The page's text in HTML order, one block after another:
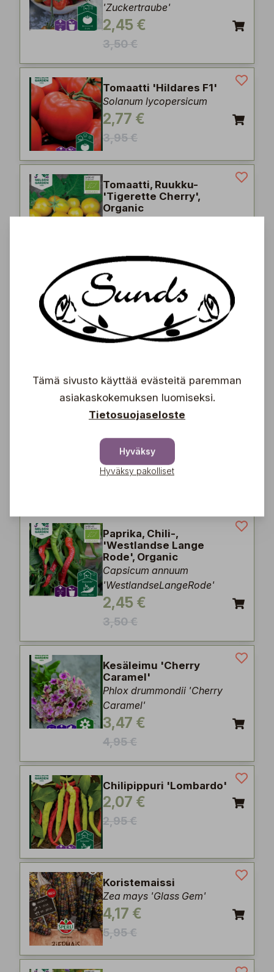
'Zuckertraube'
2,45 €
3,50 €
Tomaatti 'Hildares F1'
Solanum lycopersicum
2,77 €
3,95 €
Tomaatti, Ruukku-
'Tigerette Cherry',
Organic
3,47 €
4,95 €
Tomaatti 'Nagina F1'
Solanum lycopersicum
4,87 €
Auringonkukka 'Double
Helianthus annuum 'Double
Sunking'
4,17 €
Paprika, Chili-,
'Westlandse Lange
Rode', Organic
Capsicum annuum
'WestlandseLangeRode'
2,45 €
3,50 €
Kesäleimu 'Cherry
Caramel'
Phlox drummondii 'Cherry
Caramel'
3,47 €
4,95 €
Chilipippuri 'Lombardo'
2,07 €
2,95 €
Koristemaissi
Zea mays 'Glass Gem'
4,17 €
5,95 €
Tämä sivusto käyttää evästeitä paremman
asiakaskokemuksen luomiseksi.
Tietosuojaseloste
Hyväksy
Hyväksy pakolliset